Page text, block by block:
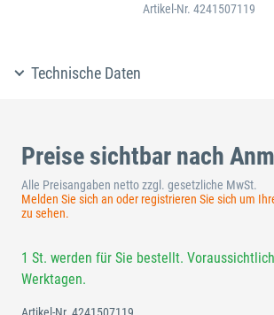
Artikel-Nr. 4241507119
Technische Daten
Preise sichtbar nach
Alle Preisangaben netto zzgl. gesetzliche MwSt.
Melden Sie sich an oder registrieren Sie sich um
zu sehen.
1 St. werden für Sie bestellt.
Werktagen.